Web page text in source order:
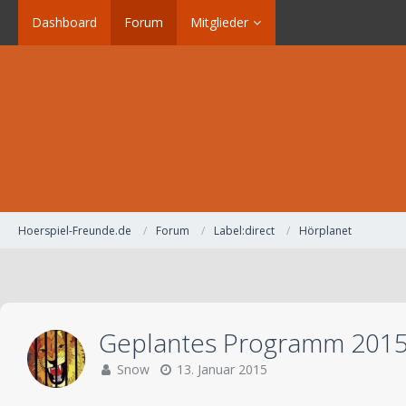
Dashboard Forum Mitglieder
Hoerspiel-Freunde.de Forum Label:direct Hörplanet
Geplantes Programm
Snow 13. Januar 2015